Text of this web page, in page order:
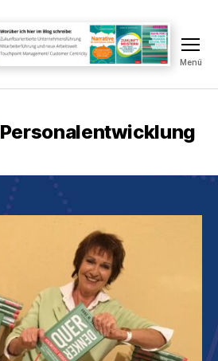
Touchpoint
Blog
Schüller
Menü
Personalentwicklung